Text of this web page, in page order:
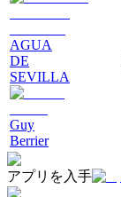
AGUA
DE
SEVILLA
Guy
Berrier
アプリを入手